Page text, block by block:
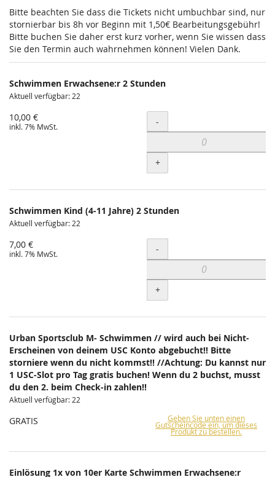
Bitte beachten Sie dass die Tickets nicht umbuchbar sind, nur
stornierbar bis 8h vor Beginn mit 1,50€ Bearbeitungsgebühr!
Bitte buchen Sie daher erst kurz vorher, wenn Sie wissen dass
Sie den Termin auch wahrnehmen können! Vielen Dank.
Schwimmen Erwachsene:r 2 Stunden
Aktuell verfügbar: 22
10,00 €
inkl. 7% MwSt. Menge
-
+
Schwimmen Kind (4-11 Jahre) 2 Stunden
Aktuell verfügbar: 22
7,00 €
inkl. 7% MwSt. Menge
-
+
Urban Sportsclub M- Schwimmen // wird auch bei Nicht-
Erscheinen von deinem USC Konto abgebucht!! Bitte
storniere wenn du nicht kommst!! //Achtung: Du kannst nur
1 USC-Slot pro Tag gratis buchen! Wenn du 2 buchst, musst
du den 2. beim Check-in zahlen!!
Aktuell verfügbar: 22
GRATIS Geben Sie unten einen
Gutscheincode ein, um dieses
Produkt zu bestellen.
Einlösung 1x von 10er Karte Schwimmen Erwachsene:r